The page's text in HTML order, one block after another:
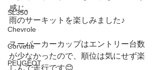
SL350
Chevrole
Corvette
PEUGEOT
感じ。
雨のサーキットを楽しみました♪
スーパーカーカップはエントリー台数
が少なかったので、順位は気にせず楽
しんで走行です😊